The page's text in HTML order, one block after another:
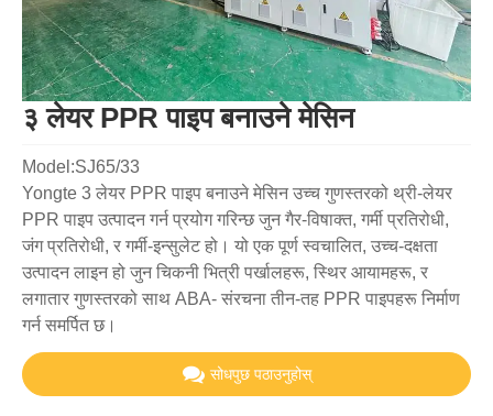
३ लेयर PPR पाइप बनाउने मेसिन
Model:SJ65/33
Yongte 3 लेयर PPR पाइप बनाउने मेसिन उच्च गुणस्तरको थ्री-लेयर
PPR पाइप उत्पादन गर्न प्रयोग गरिन्छ जुन गैर-विषाक्त, गर्मी प्रतिरोधी,
जंग प्रतिरोधी, र गर्मी-इन्सुलेट हो। यो एक पूर्ण स्वचालित, उच्च-दक्षता
उत्पादन लाइन हो जुन चिकनी भित्री पर्खालहरू, स्थिर आयामहरू, र
लगातार गुणस्तरको साथ ABA- संरचना तीन-तह PPR पाइपहरू निर्माण
गर्न समर्पित छ।
सोधपुछ पठाउनुहोस्